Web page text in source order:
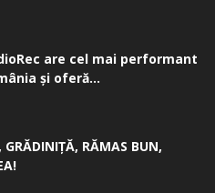
are cel mai performant
și oferă...
GRĂDINIŢĂ, ­RĂMAS BUN,